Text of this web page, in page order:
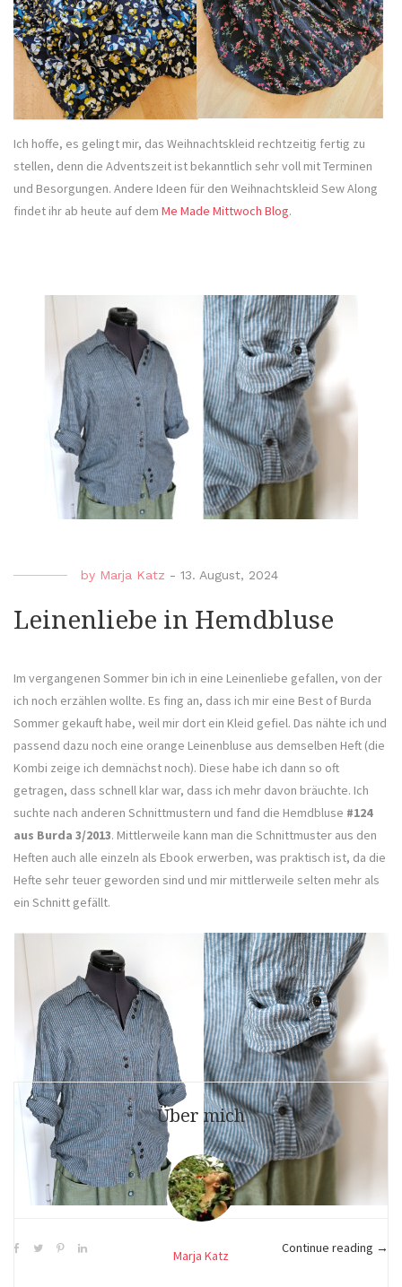
Ich hoffe, es gelingt mir, das Weihnachtskleid rechtzeitig fertig zu
stellen, denn die Adventszeit ist bekanntlich sehr voll mit Terminen
und Besorgungen. Andere Ideen für den Weihnachtskleid Sew Along
findet ihr ab heute auf dem Me Made Mittwoch Blog.
by Marja Katz - 13. August, 2024
Leinenliebe in Hemdbluse
Im vergangenen Sommer bin ich in eine Leinenliebe gefallen, von der
ich noch erzählen wollte. Es fing an, dass ich mir eine Best of Burda
Sommer gekauft habe, weil mir dort ein Kleid gefiel. Das nähte ich und
passend dazu noch eine orange Leinenbluse aus demselben Heft (die
Kombi zeige ich demnächst noch). Diese habe ich dann so oft
getragen, dass schnell klar war, dass ich mehr davon bräuchte. Ich
suchte nach anderen Schnittmustern und fand die Hemdbluse #124
aus Burda 3/2013. Mittlerweile kann man die Schnittmuster aus den
Heften auch alle einzeln als Ebook erwerben, was praktisch ist, da die
Hefte sehr teuer geworden sind und mir mittlerweile selten mehr als
ein Schnitt gefällt.
Continue reading →
Beitragsnavigation
Ältere Beiträge
Über mich
Marja Katz